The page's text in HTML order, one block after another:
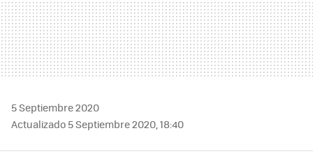
5 Septiembre 2020
Actualizado 5 Septiembre 2020, 18:40